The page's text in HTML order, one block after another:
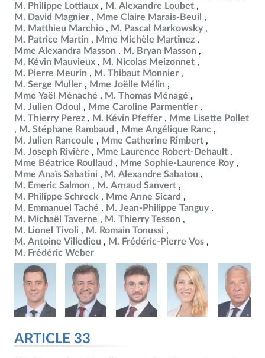
M. Philippe Lottiaux
M. Alexandre Loubet
M. David Magnier
Mme Claire Marais-Beuil
M. Matthieu Marchio
M. Pascal Markowsky
M. Patrice Martin
Mme Michèle Martinez
Mme Alexandra Masson
M. Bryan Masson
M. Kévin Mauvieux
M. Nicolas Meizonnet
M. Pierre Meurin
M. Thibaut Monnier
M. Serge Muller
Mme Joëlle Mélin
Mme Yaël Ménaché
M. Thomas Ménagé
M. Julien Odoul
Mme Caroline Parmentier
M. Thierry Perez
M. Kévin Pfeffer
Mme Lisette Pollet
M. Stéphane Rambaud
Mme Angélique Ranc
M. Julien Rancoule
Mme Catherine Rimbert
M. Joseph Rivière
Mme Laurence Robert-Dehault
Mme Béatrice Roullaud
Mme Sophie-Laurence Roy
Mme Anaïs Sabatini
M. Alexandre Sabatou
M. Emeric Salmon
M. Arnaud Sanvert
M. Philippe Schreck
Mme Anne Sicard
M. Emmanuel Taché
M. Jean-Philippe Tanguy
M. Michaël Taverne
M. Thierry Tesson
M. Lionel Tivoli
M. Romain Tonussi
M. Antoine Villedieu
M. Frédéric-Pierre Vos
M. Frédéric Weber
ARTICLE 33